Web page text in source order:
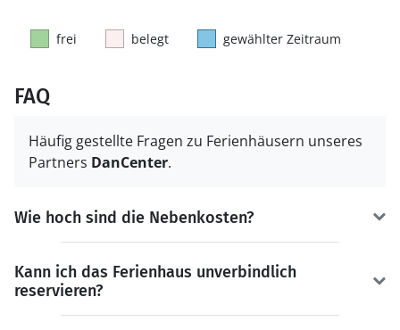
frei belegt gewählter Zeitraum
FAQ
Häufig gestellte Fragen zu Ferienhäusern unseres
Partners DanCenter.
Wie hoch sind die Nebenkosten?
Kann ich das Ferienhaus unverbindlich
reservieren?